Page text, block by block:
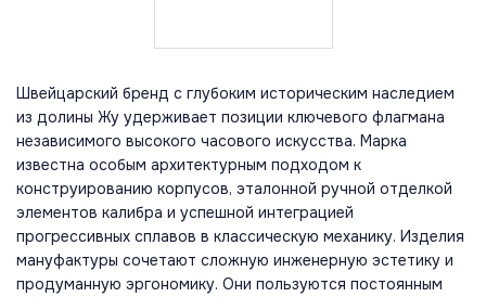
Швейцарский бренд с глубоким историческим наследием
из долины Жу удерживает позиции ключевого флагмана
независимого высокого часового искусства. Марка
известна особым архитектурным подходом к
конструированию корпусов, эталонной ручной отделкой
элементов калибра и успешной интеграцией
прогрессивных сплавов в классическую механику. Изделия
мануфактуры сочетают сложную инженерную эстетику и
продуманную эргономику. Они пользуются постоянным